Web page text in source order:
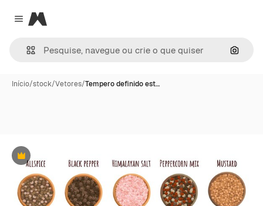
Close menu
Magnific
Início/stock/Vetores/Tempero definido est…
Premium